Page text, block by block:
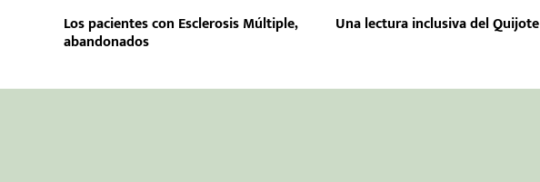
Los pacientes con Esclerosis Múltiple,
abandonados
Una lectura inclusiva del Quijote